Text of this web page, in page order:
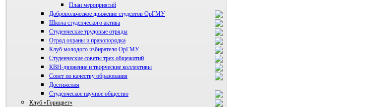
План мероприятий
Добровольческое движение студентов ОрГМУ
Школа студенческого актива
Студенческие трудовые отряды
Отряд охраны и правопорядка
Клуб молодого избирателя ОрГМУ
Студенческие советы трех общежитий
КВН-движение и творческие коллективы
ВИА "Полигон"
Совет по качеству образования
Достижения
Студенческое научное общество
Клуб «Горицвет»